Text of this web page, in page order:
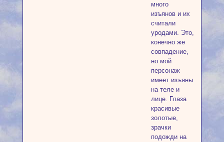
много
изъянов и их
считали
уродами. Это,
конечно же
совпадение,
но мой
персонаж
имеет изъяны
на теле и
лице. Глаза
красивые
золотые,
зрачки
подожди на